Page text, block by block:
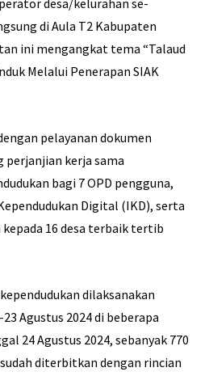
desa/kelurahan se-
di Aula T2 Kabupaten
ini mengangkat tema “Talaud
Melalui Penerapan SIAK
pelayanan dokumen
perjanjian kerja sama
bagi 7 OPD pengguna,
Digital (IKD), serta
16 desa terbaik tertib
dilaksanakan
Agustus 2024 di beberapa
24 Agustus 2024, sebanyak 770
diterbitkan dengan rincian